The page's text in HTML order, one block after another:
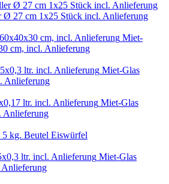
Ø 27 cm 1x25 Stück incl. Anlieferung
Miet-
cm, incl. Anlieferung
Miet-Glas
Anlieferung
Miet-Glas
Anlieferung
5 kg. Beutel Eiswürfel
Miet-Glas